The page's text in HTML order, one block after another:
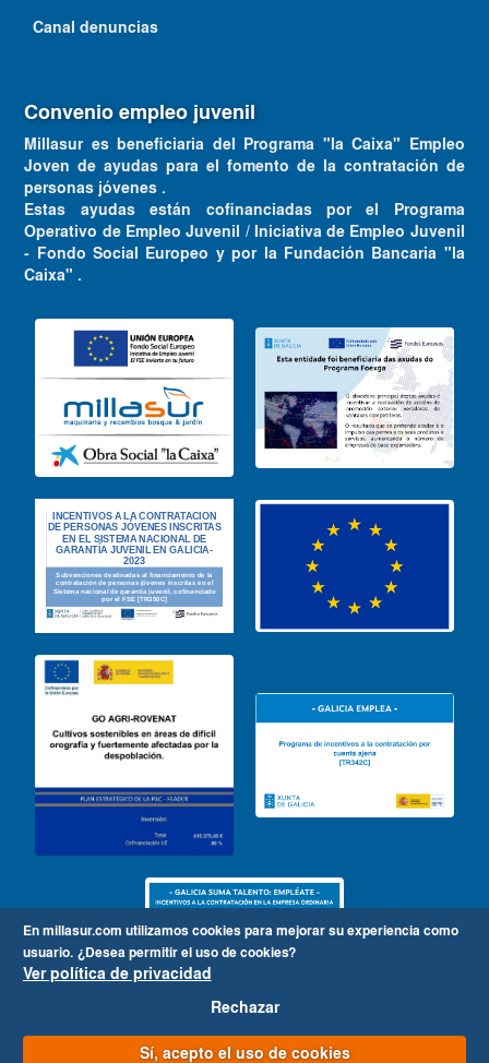
Canal denuncias
Convenio empleo juvenil
Millasur es beneficiaria del Programa "la Caixa" Empleo
Joven de ayudas para el fomento de la contratación de
personas jóvenes .
Estas ayudas están cofinanciadas por el Programa
Operativo de Empleo Juvenil / Iniciativa de Empleo Juvenil
- Fondo Social Europeo y por la Fundación Bancaria "la
Caixa" .
En millasur.com utilizamos cookies para mejorar su experiencia como
usuario. ¿Desea permitir el uso de cookies?
Ver política de privacidad
Rechazar
Sí, acepto el uso de cookies